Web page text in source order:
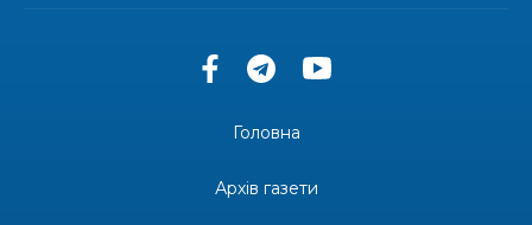
«Дві музи» у Рівному: свято краси, мистецтва
Головна
Архів газети